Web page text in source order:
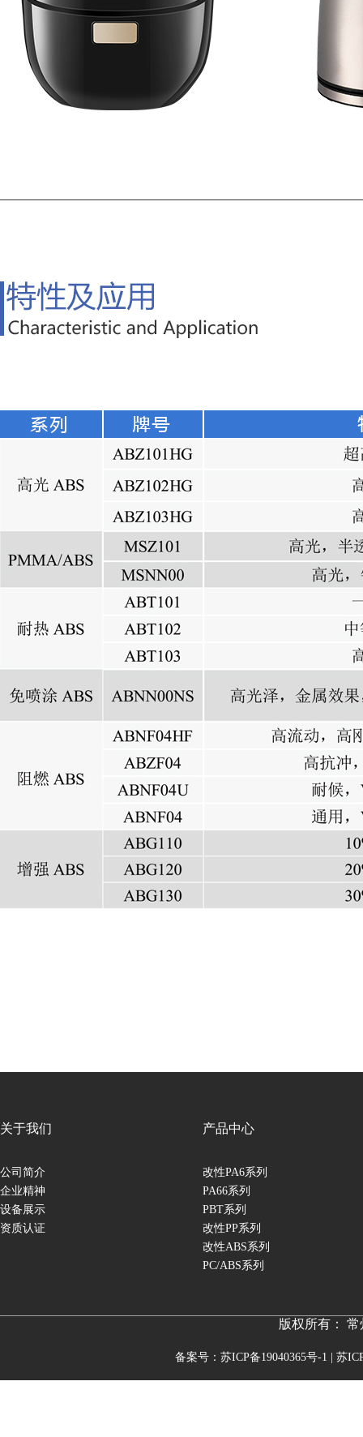
关于我们 产品中心
公司简介
企业精神
设备展示
资质认证
改性PA6系列
PA66系列
PBT系列
改性PP系列
改性ABS系列
PC/ABS系列
版权所有：
备案号：苏ICP备19040365号-1 | 苏